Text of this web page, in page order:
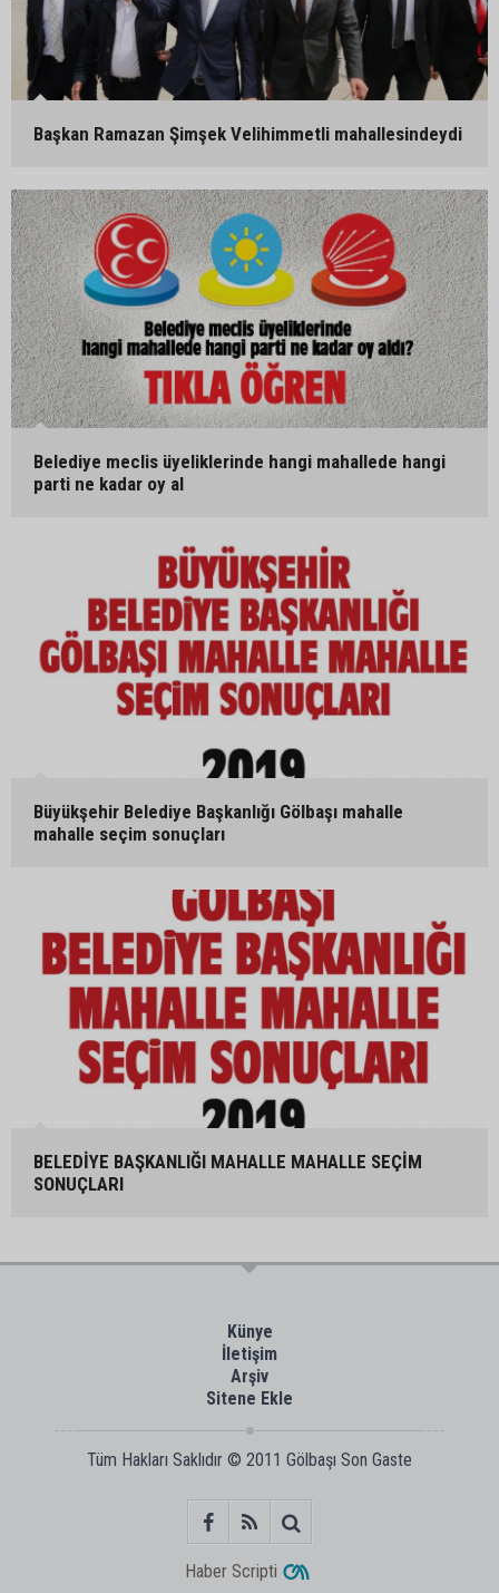
Başkan Ramazan Şimşek Velihimmetli mahallesindeydi
Belediye meclis üyeliklerinde hangi mahallede hangi
parti ne kadar oy al
Büyükşehir Belediye Başkanlığı Gölbaşı mahalle
mahalle seçim sonuçları
BELEDİYE BAŞKANLIĞI MAHALLE MAHALLE SEÇİM
SONUÇLARI
Künye
İletişim
Arşiv
Sitene Ekle
Tüm Hakları Saklıdır © 2011 Gölbaşı Son Gaste
Haber Scripti